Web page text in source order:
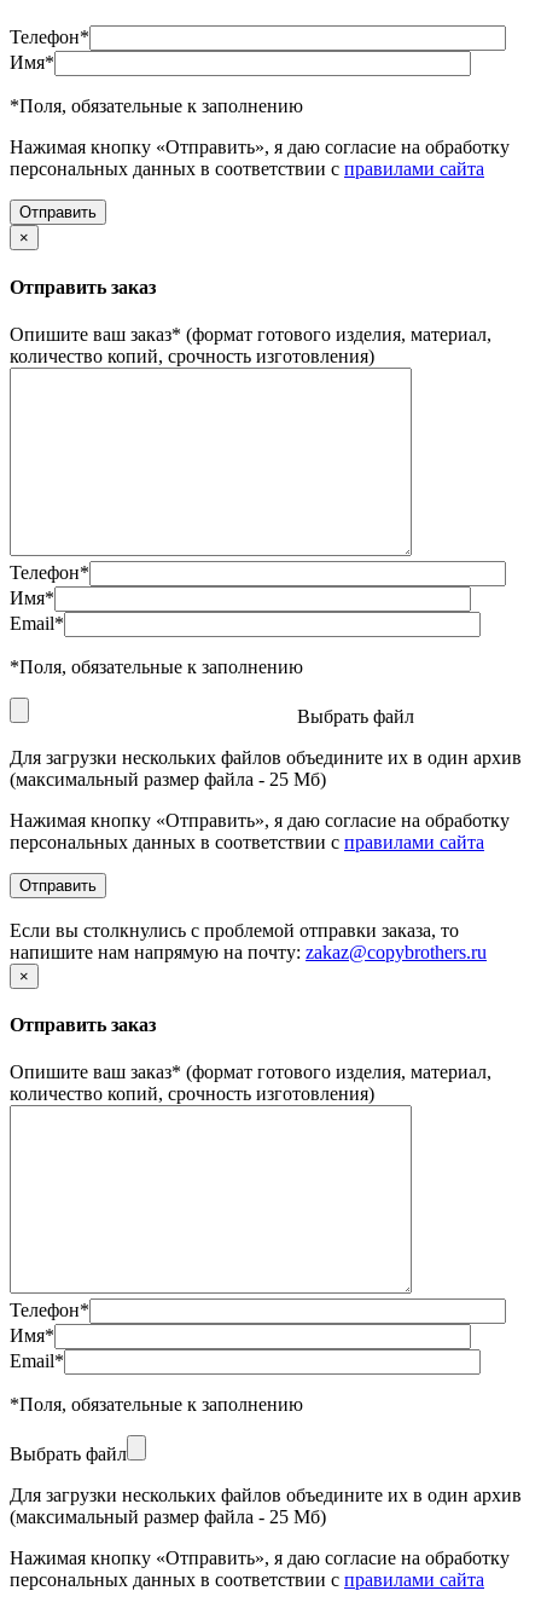
Телефон*
Имя*
*Поля, обязательные к заполнению
Нажимая кнопку «Отправить», я даю согласие на обработку
персональных данных в соответствии с правилами сайта
×
Отправить заказ
Опишите ваш заказ* (формат готового изделия, материал,
количество копий, срочность изготовления)
Телефон*
Имя*
Email*
*Поля, обязательные к заполнению
Выбрать файл
Для загрузки нескольких файлов объедините их в один архив
(максимальный размер файла - 25 Мб)
Нажимая кнопку «Отправить», я даю согласие на обработку
персональных данных в соответствии с правилами сайта
Если вы столкнулись с проблемой отправки заказа, то
напишите нам напрямую на почту: zakaz@copybrothers.ru
×
Отправить заказ
Опишите ваш заказ* (формат готового изделия, материал,
количество копий, срочность изготовления)
Телефон*
Имя*
Email*
*Поля, обязательные к заполнению
Выбрать файл
Для загрузки нескольких файлов объедините их в один архив
(максимальный размер файла - 25 Мб)
Нажимая кнопку «Отправить», я даю согласие на обработку
персональных данных в соответствии с правилами сайта